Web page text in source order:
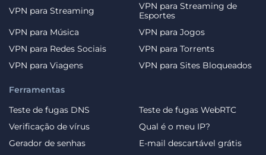
VPN para Streaming
VPN para Streaming de
Esportes
VPN para Música
VPN para Jogos
VPN para Redes Sociais
VPN para Torrents
VPN para Viagens
VPN para Sites Bloqueados
Ferramentas
Teste de fugas DNS
Teste de fugas WebRTC
Verificação de vírus
Qual é o meu IP?
Gerador de senhas
E-mail descartável grátis